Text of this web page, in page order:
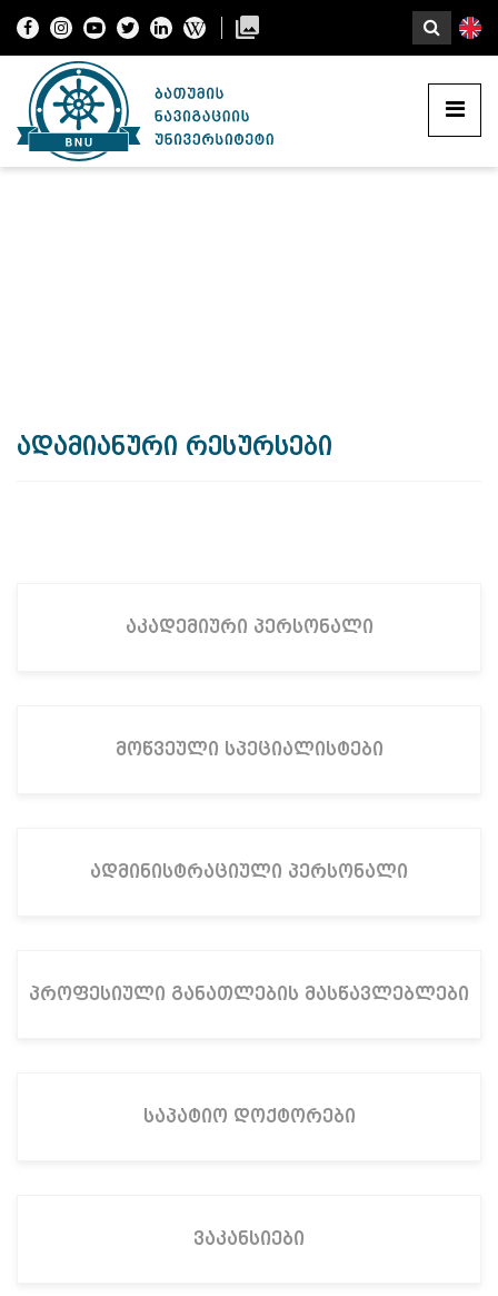
ადამიანური რესურსები
აკადემიური პერსონალი
მოწვეული სპეციალისტები
ადმინისტრაციული პერსონალი
პროფესიული განათლების მასწავლებლები
საპატიო დოქტორები
ვაკანსიები